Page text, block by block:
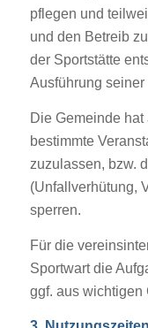
pflegen und
und den Betreib
der Sportstätte
Ausführung
Die Gemeinde
bestimmte
zuzulassen, bzw.
(Unfallverhütung,
sperren.
Für die
Sportwart die
ggf. aus wichtigen